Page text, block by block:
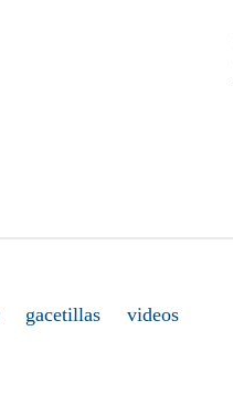
gacetillas videos